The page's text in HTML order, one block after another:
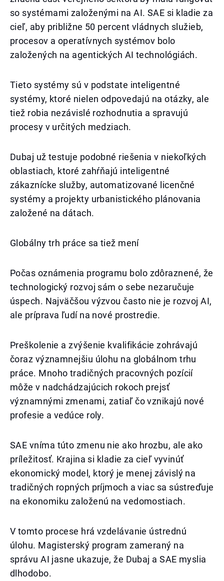
so systémami založenými na AI. SAE si kladie za
cieľ, aby približne 50 percent vládnych služieb,
procesov a operatívnych systémov bolo
založených na agentických AI technológiách.
Tieto systémy sú v podstate inteligentné
systémy, ktoré nielen odpovedajú na otázky, ale
tiež robia nezávislé rozhodnutia a spravujú
procesy v určitých medziach.
Dubaj už testuje podobné riešenia v niekoľkých
oblastiach, ktoré zahŕňajú inteligentné
zákaznícke služby, automatizované licenčné
systémy a projekty urbanistického plánovania
založené na dátach.
Globálny trh práce sa tiež mení
Počas oznámenia programu bolo zdôraznené, že
technologický rozvoj sám o sebe nezaručuje
úspech. Najväčšou výzvou často nie je rozvoj AI,
ale príprava ľudí na nové prostredie.
Preškolenie a zvýšenie kvalifikácie zohrávajú
čoraz významnejšiu úlohu na globálnom trhu
práce. Mnoho tradičných pracovných pozícií
môže v nadchádzajúcich rokoch prejsť
významnými zmenami, zatiaľ čo vznikajú nové
profesie a vedúce roly.
SAE vníma túto zmenu nie ako hrozbu, ale ako
príležitosť. Krajina si kladie za cieľ vyvinúť
ekonomický model, ktorý je menej závislý na
tradičných ropných príjmoch a viac sa sústreďuje
na ekonomiku založenú na vedomostiach.
V tomto procese hrá vzdelávanie ústrednú
úlohu. Magisterský program zameraný na
správu AI jasne ukazuje, že Dubaj a SAE myslia
dlhodobo.